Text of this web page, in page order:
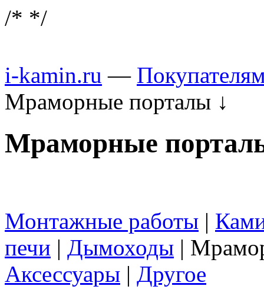
/* */
i-kamin.ru —
Мраморные порталы ↓
Мраморные
Монтажные работы |
печи | Дымоходы |
Аксессуары | Другое